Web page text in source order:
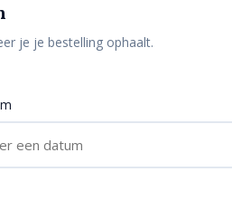
je je bestelling ophaalt.